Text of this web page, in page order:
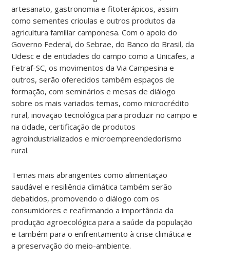
artesanato, gastronomia e fitoterápicos, assim
como sementes crioulas e outros produtos da
agricultura familiar camponesa. Com o apoio do
Governo Federal, do Sebrae, do Banco do Brasil, da
Udesc e de entidades do campo como a Unicafes, a
Fetraf-SC, os movimentos da Via Campesina e
outros, serão oferecidos também espaços de
formação, com seminários e mesas de diálogo
sobre os mais variados temas, como microcrédito
rural, inovação tecnológica para produzir no campo e
na cidade, certificação de produtos
agroindustrializados e microempreendedorismo
rural.
Temas mais abrangentes como alimentação
saudável e resiliência climática também serão
debatidos, promovendo o diálogo com os
consumidores e reafirmando a importância da
produção agroecológica para a saúde da população
e também para o enfrentamento à crise climática e
a preservação do meio-ambiente.